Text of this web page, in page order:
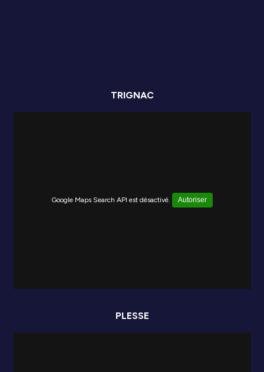
TRIGNAC
Google Maps Search API est désactivé. Autoriser
PLESSE